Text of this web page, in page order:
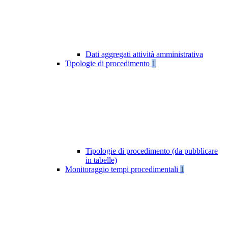
Dati aggregati attività amministrativa
Tipologie di procedimento 1
Tipologie di procedimento (da pubblicare
in tabelle)
Monitoraggio tempi procedimentali 1